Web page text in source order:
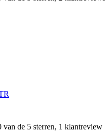
van de 5 sterren, 1 klantreview